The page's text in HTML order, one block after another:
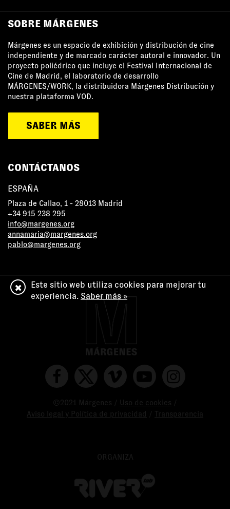
SOBRE MÁRGENES
Márgenes es un espacio de exhibición y distribución de cine
independiente y de marcado carácter autoral e innovador. Un
proyecto poliédrico que incluye el Festival Internacional de
Cine de Madrid, el laboratorio de desarrollo
MÁRGENES/WORK, la distribuidora Márgenes Distribución y
nuestra plataforma VOD.
SABER MÁS
CONTÁCTANOS
ESPAÑA
Plaza de Callao, 1 - 28013 Madrid
+34 915 238 295
info@margenes.org
annamaria@margenes.org
pablo@margenes.org
©2021 Márgenes / Uso de cookies
Aviso legal y Política de privacidad
Transparencia
ORGANIZA
Este sitio web utiliza cookies para mejorar tu
experiencia. Saber más »